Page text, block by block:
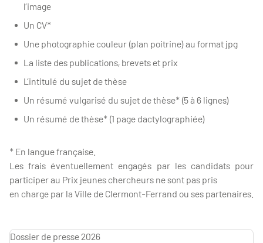
l’image
Un CV*
Une photographie couleur (plan poitrine) au format jpg
La liste des publications, brevets et prix
L’intitulé du sujet de thèse
Un résumé vulgarisé du sujet de thèse* (5 à 6 lignes)
Un résumé de thèse* (1 page dactylographiée)
* En langue française.
Les frais éventuellement engagés par les candidats pour
participer au Prix jeunes chercheurs ne sont pas pris
en charge par la Ville de Clermont-Ferrand ou ses partenaires.
Dossier de presse 2026